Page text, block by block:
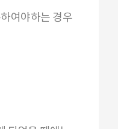
여야하는 경우